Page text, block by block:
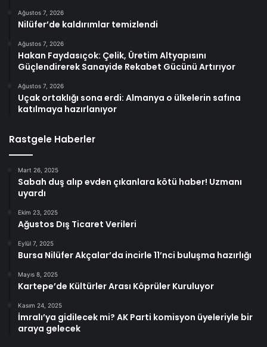
Ağustos 7, 2026
Nilüfer’de kaldırımlar temizlendi
Ağustos 7, 2026
Hakan Faydasıçok: Çelik, Üretim Altyapısını
Güçlendirerek Sanayide Rekabet Gücünü Artırıyor
Ağustos 7, 2026
Uçak ortaklığı sona erdi: Almanya o ülkelerin safına
katılmaya hazırlanıyor
Rastgele Haberler
Mart 26, 2025
Sabah duş alıp evden çıkanlara kötü haber! Uzmanı
uyardı
Ekim 23, 2025
Ağustos Dış Ticaret Verileri
Eylül 7, 2025
Bursa Nilüfer Akçalar’da incirle 11’nci buluşma hazırlığı
Mayıs 8, 2025
Kartepe’de Kültürler Arası Köprüler Kuruluyor
Kasım 24, 2025
İmralı’ya gidilecek mi? AK Parti komisyon üyeleriyle bir
araya gelecek